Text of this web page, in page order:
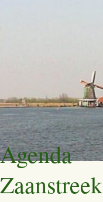
Ga
naar
de
inhoud
Agenda
Zaanstreek